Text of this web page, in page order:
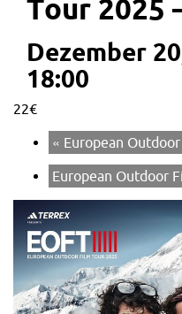
Tour 2025
Dezember
18:00
22€
« European
European Outdoor